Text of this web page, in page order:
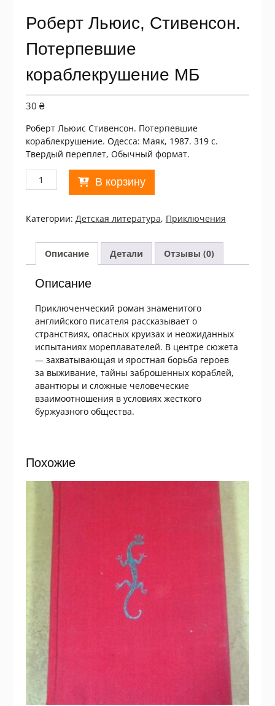
Роберт Льюис, Стивенсон.
Потерпевшие
кораблекрушение МБ
30 ₴
Роберт Льюис Стивенсон. Потерпевшие
кораблекрушение. Одесса: Маяк, 1987. 319 с.
Твердый переплет, Обычный формат.
Количество
товара
Льюис,
Стивенсон.
Потерпевшие
кораблекрушение
МБ
В корзину
Категории: Детская литература, Приключения
Описание Детали Отзывы (0)
Описание
Приключенческий роман знаменитого
английского писателя рассказывает о
странствиях, опасных круизах и неожиданных
испытаниях мореплавателей. В центре сюжета
— захватывающая и яростная борьба героев
за выживание, тайны заброшенных кораблей,
авантюры и сложные человеческие
взаимоотношения в условиях жесткого
буржуазного общества.
Похожие